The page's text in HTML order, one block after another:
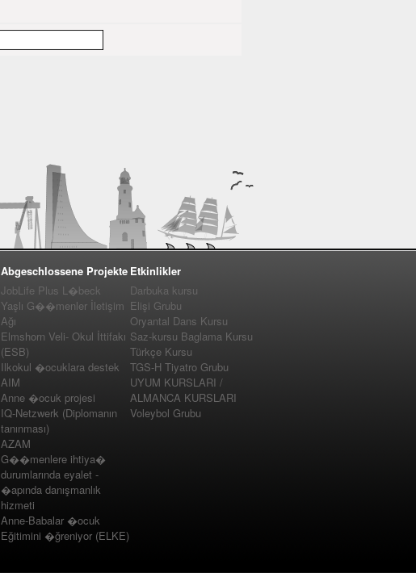
Abgeschlossene Projekte
JobLife Plus L�beck
Yaşlı G��menler İletişim
Ağı
Elmshorn Veli- Okul İttifakı
(ESB)
Ilkokul �ocuklara destek
AIM
Anne �ocuk projesi
IQ-Netzwerk (Diplomanın
tanınması)
AZAM
G��menlere ihtiya�
durumlarında eyalet -
�apında danışmanlık
hizmeti
Anne-Babalar �ocuk
Eğitimini �ğreniyor (ELKE)
Etkinlikler
Darbuka kursu
Elişi Grubu
Oryantal Dans Kursu
Saz-kursu Baglama Kursu
Türkçe Kursu
TGS-H Tiyatro Grubu
UYUM KURSLARI /
ALMANCA KURSLARI
Voleybol Grubu